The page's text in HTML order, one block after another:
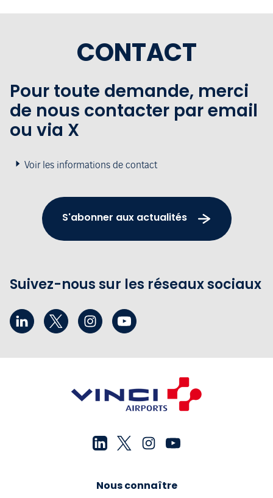
CONTACT
Pour toute demande, merci
de nous contacter par email
ou via X
Voir les informations de contact
S'abonner aux actualités
Suivez-nous sur les réseaux sociaux
Nous connaître